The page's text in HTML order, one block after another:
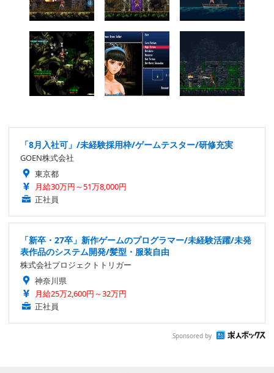
「8月入社可」/未経験採用枠/ゲームテスター/研修充実
GOEN株式会社
東京都
月給30万円～51万8,000円
正社員
「新卒・27卒」新作ゲームのプログラマー/未経験活躍/未発
表作品のシステム開発/髪型・服装自由
株式会社プロジェクトトリガー
神奈川県
月給25万2,600円～32万円
正社員
Sponsored by